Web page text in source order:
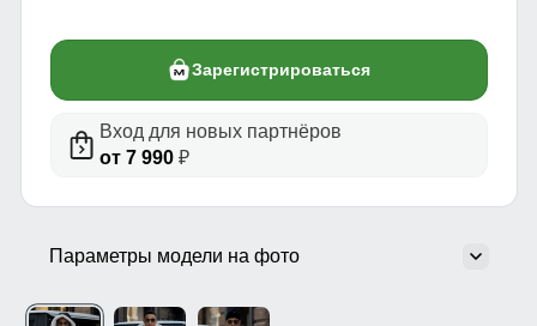
Зарегистрироваться
Вход для новых партнёров
от 7 990₽
Параметры модели на фото